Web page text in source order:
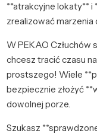
**atrakcyjne lokaty**
zrealizować marzenia
W PEKAO Człuchów
chcesz tracić czasu
prostszego! Wiele
bezpiecznie złożyć
dowolnej porze.
Szukasz